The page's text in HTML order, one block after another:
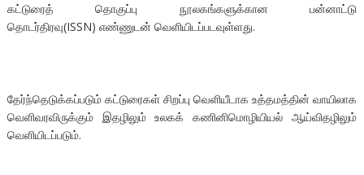
கட்டுரைத் தொகுப்பு நூலகங்களுக்கான பன்னாட்டு
தொடர்திரவு(ISSN) எண்ணுடன் வெளியிடப்படவுள்ளது.
தேர்ந்தெடுக்கப்படும் கட்டுரைகள் சிறப்பு வெளியீடாக உத்தமத்தின் வாயிலாக
வெளிவரவிருக்கும் இதழிலும் உலகக் கணினிமொழியியல் ஆய்விதழிலும்
வெளியிடப்படும்.